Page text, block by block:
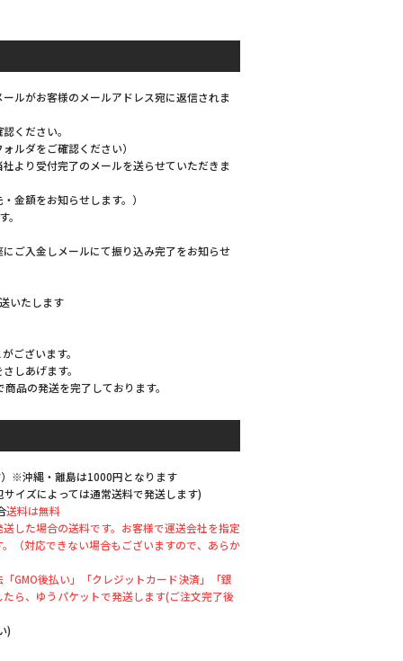
ルがお客様のメールアドレス宛に返信されま
ください。
ルダをご確認ください）
より受付完了のメールを送らせていただきま
金額をお知らせします。）
ご入金しメールにて振り込み完了をお知らせ
いたします
ございます。
しあげます。
品の発送を完了しております。
※沖縄・離島は1000円となります
イズによっては通常送料で発送します)
送料は無料
した場合の送料です。お客様で運送会社を指定
（対応できない場合もございますので、あらか
GMO後払い」「クレジットカード決済」「銀
ら、ゆうパケットで発送します(ご注文完了後
)